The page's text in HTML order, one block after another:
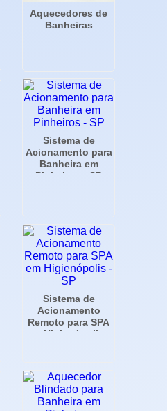
Aquecedores de
Banheiras
Sistema de
Acionamento para
Banheira em
Pinheiros - SP
Sistema de
Acionamento
Remoto para SPA
em Higienópolis -